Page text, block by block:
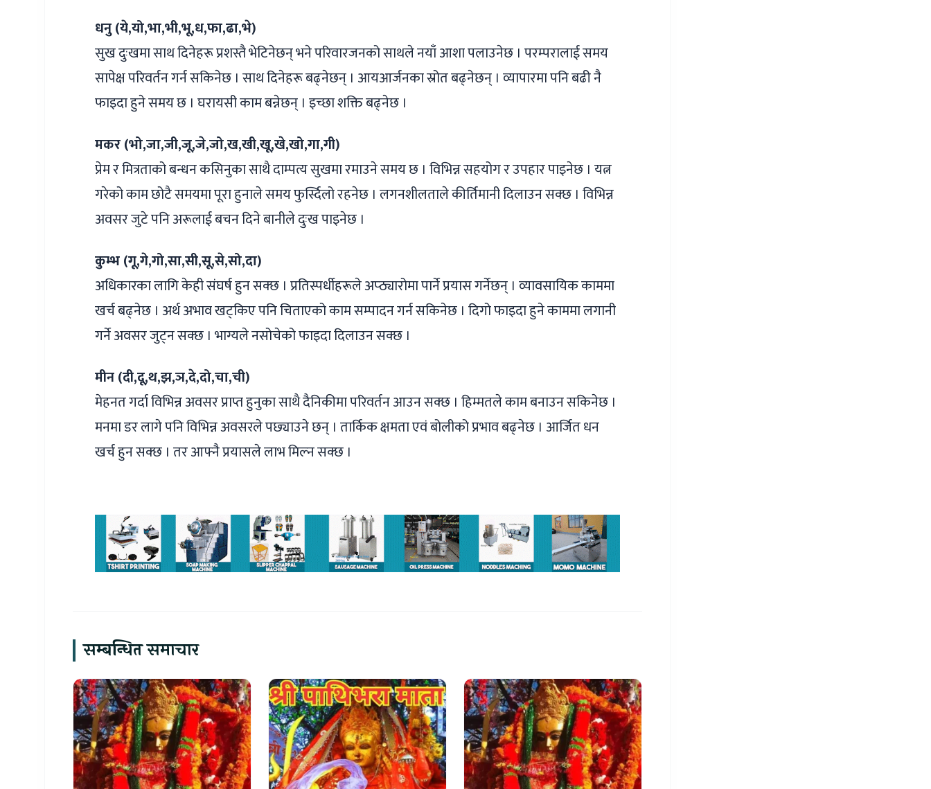
धनु (ये,यो,भा,भी,भू,ध,फा,ढा,भे)
सुख दुःखमा साथ दिनेहरू प्रशस्तै भेटिनेछन् भने परिवारजनको साथले नयाँ आशा पलाउनेछ । परम्परालाई समय
सापेक्ष परिवर्तन गर्न सकिनेछ । साथ दिनेहरू बढ्नेछन् । आयआर्जनका स्रोत बढ्नेछन् । व्यापारमा पनि बढी नै
फाइदा हुने समय छ । घरायसी काम बन्नेछन् । इच्छा शक्ति बढ्नेछ ।
मकर (भो,जा,जी,जू,जे,जो,ख,खी,खू,खे,खो,गा,गी)
प्रेम र मित्रताको बन्धन कसिनुका साथै दाम्पत्य सुखमा रमाउने समय छ । विभिन्न सहयोग र उपहार पाइनेछ । यत्न
गरेको काम छोटै समयमा पूरा हुनाले समय फुर्स्दिलो रहनेछ । लगनशीलताले कीर्तिमानी दिलाउन सक्छ । विभिन्न
अवसर जुटे पनि अरूलाई बचन दिने बानीले दुःख पाइनेछ ।
कुम्भ (गू,गे,गो,सा,सी,सू,से,सो,दा)
अधिकारका लागि केही संघर्ष हुन सक्छ । प्रतिस्पर्धीहरूले अप्ठ्यारोमा पार्ने प्रयास गर्नेछन् । व्यावसायिक काममा
खर्च बढ्नेछ । अर्थ अभाव खट्किए पनि चिताएको काम सम्पादन गर्न सकिनेछ । दिगो फाइदा हुने काममा लगानी
गर्ने अवसर जुट्न सक्छ । भाग्यले नसोचेको फाइदा दिलाउन सक्छ ।
मीन (दी,दू,थ,झ,ञ,दे,दो,चा,ची)
मेहनत गर्दा विभिन्न अवसर प्राप्त हुनुका साथै दैनिकीमा परिवर्तन आउन सक्छ । हिम्मतले काम बनाउन सकिनेछ ।
मनमा डर लागे पनि विभिन्न अवसरले पछ्याउने छन् । तार्किक क्षमता एवं बोलीको प्रभाव बढ्नेछ । आर्जित धन
खर्च हुन सक्छ । तर आफ्नै प्रयासले लाभ मिल्न सक्छ ।
सम्बन्धित समाचार